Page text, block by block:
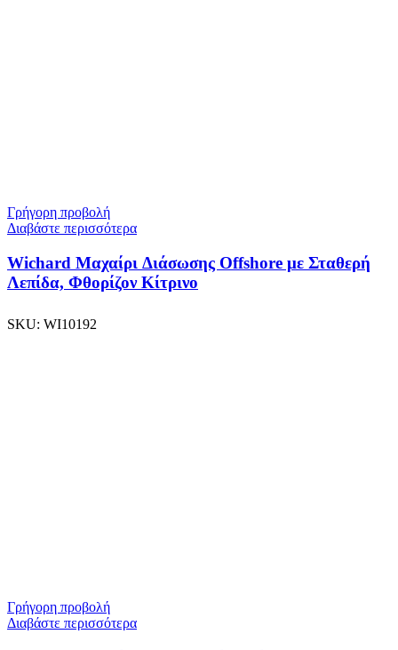
Γρήγορη προβολή
Διαβάστε περισσότερα
Wichard Μαχαίρι Διάσωσης Offshore με Σταθερή
Λεπίδα, Φθορίζον Κίτρινο
SKU: WI10192
Γρήγορη προβολή
Διαβάστε περισσότερα